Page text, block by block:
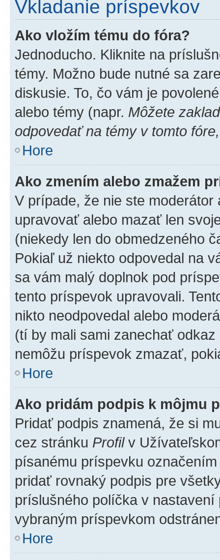
Vkladanie príspevkov
Ako vložím tému do fóra?
Jednoducho. Kliknite na
témy. Možno bude nutné sa
diskusie. To, čo vám je
alebo témy (napr. Môžete
odpovedať na témy v tomto
Hore
Ako zmením alebo zmažem
V prípade, že nie ste
upravovať alebo mazať len
(niekedy len do obmedzeného
Pokiaľ už niekto odpovedal na
sa vám malý doplnok pod
tento príspevok upravovali.
nikto neodpovedal alebo
(tí by mali sami zanechať
nemôžu príspevok zmazať,
Hore
Ako pridám podpis k môjmu
Pridať podpis znamená, že si
cez stránku Profilv
písanému príspevku
pridať rovnaký podpis pre
príslušného políčka v
vybraným príspevkom
Hore